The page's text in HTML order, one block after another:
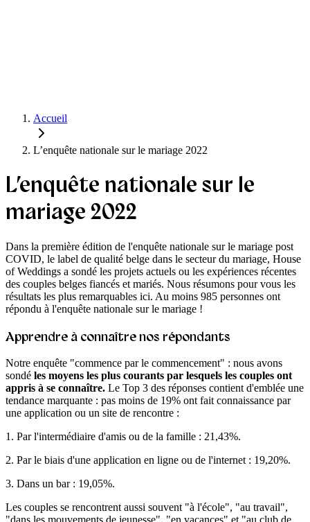
Accueil
L’enquête nationale sur le mariage 2022
L’enquête nationale sur le
mariage 2022
Dans la première édition de l'enquête nationale sur le mariage post
COVID, le label de qualité belge dans le secteur du mariage, House
of Weddings a sondé les projets actuels ou les expériences récentes
des couples belges fiancés et mariés. Nous résumons pour vous les
résultats les plus remarquables ici. Au moins 985 personnes ont
répondu à l'enquête nationale sur le mariage !
Apprendre à connaître nos répondants
Notre enquête "commence par le commencement" : nous avons
sondé les moyens les plus courants par lesquels les couples ont
appris à se connaître. Le Top 3 des réponses contient d'emblée une
tendance marquante : pas moins de 19% ont fait connaissance par
une application ou un site de rencontre :
1. Par l'intermédiaire d'amis ou de la famille : 21,43%.
2. Par le biais d'une application en ligne ou de l'internet : 19,20%.
3. Dans un bar : 19,05%.
Les couples se rencontrent aussi souvent "à l'école", "au travail",